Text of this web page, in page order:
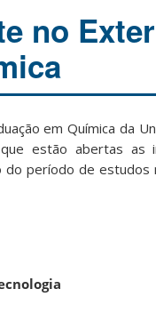
no
em Química da
estão abertas as
período de